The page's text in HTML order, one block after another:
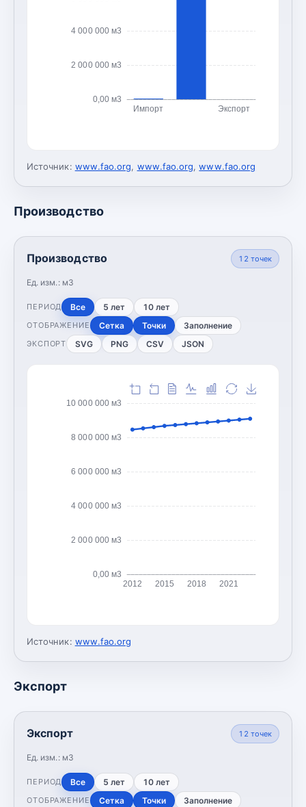
0,00 м3
2 000 000 м3
4 000 000 м3
Импорт Экспорт
Источник: www.fao.org, www.fao.org,www.fao.org
Производство
Производство
Ед. изм.: м3
12 точек
ПЕРИОД Все 5 лет 10 лет
ОТОБРАЖЕНИЕ Сетка Точки Заполнение
ЭКСПОРТ SVG PNG CSV JSON
0,00 м3
2 000 000 м3
4 000 000 м3
6 000 000 м3
8 000 000 м3
10 000 000 м3
2012 2015 2018 2021
Источник: www.fao.org
Экспорт
Экспорт
Ед. изм.: м3
12 точек
ПЕРИОД Все 5 лет 10 лет
ОТОБРАЖЕНИЕ Сетка Точки Заполнение